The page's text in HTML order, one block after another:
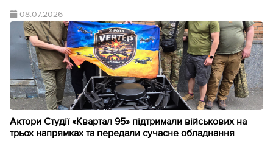
08.07.2026
Актори Студії «Квартал 95» підтримали військових на
трьох напрямках та передали сучасне обладнання